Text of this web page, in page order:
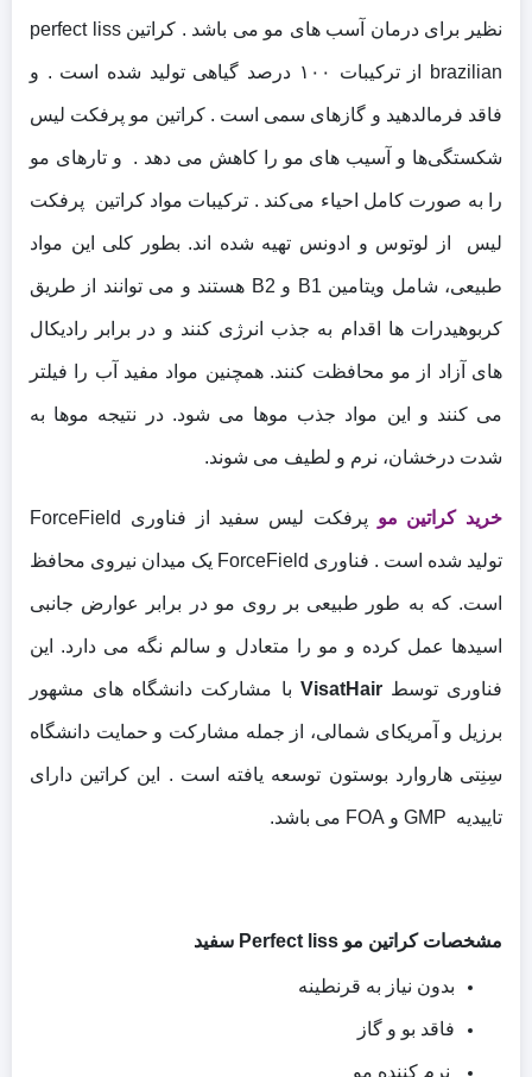
نظیر برای درمان آسب های مو می باشد . کراتین perfect liss
brazilian از ترکیبات ۱۰۰ درصد گیاهی تولید شده است . و
فاقد فرمالدهید و گازهای سمی است .کراتین مو پرفکت لیس
شکستگی‌ها و آسیب‌ های مو را کاهش می دهد . و تارهای مو
را به صورت کامل احیاء می‌کند . ترکیبات مواد کراتین پرفکت
لیس از لوتوس و ادونس تهیه شده اند. بطور کلی این مواد
طبیعی، شامل ویتامین B1 و B2 هستند و می توانند از طریق
کربوهیدرات ها اقدام به جذب انرژی کنند و در برابر رادیکال
های آزاد از مو محافظت کنند. همچنین مواد مفید آب را فیلتر
می کنند و این مواد جذب موها می شود. در نتیجه موها به
شدت درخشان، نرم و لطیف می شوند.
خرید کراتین مو پرفکت لیس سفید از فناوری ForceField
تولید شده است . فناوری ForceField یک میدان نیروی محافظ
است. که به طور طبیعی بر روی مو در برابر عوارض جانبی
اسیدها عمل کرده و مو را متعادل و سالم نگه می دارد. این
فناوری توسطVisatHair با مشارکت دانشگاه های مشهور
برزیل و آمریکای شمالی، از جمله مشارکت و حمایت دانشگاه
سِنِتی هاروارد بوستون توسعه یافته است . این کراتین دارای
تاییدیه GMP و FOA می باشد.
مشخصات کراتین مو Perfect liss سفید
بدون نیاز به قرنطینه
فاقد بو و گاز
نرم کننده مو